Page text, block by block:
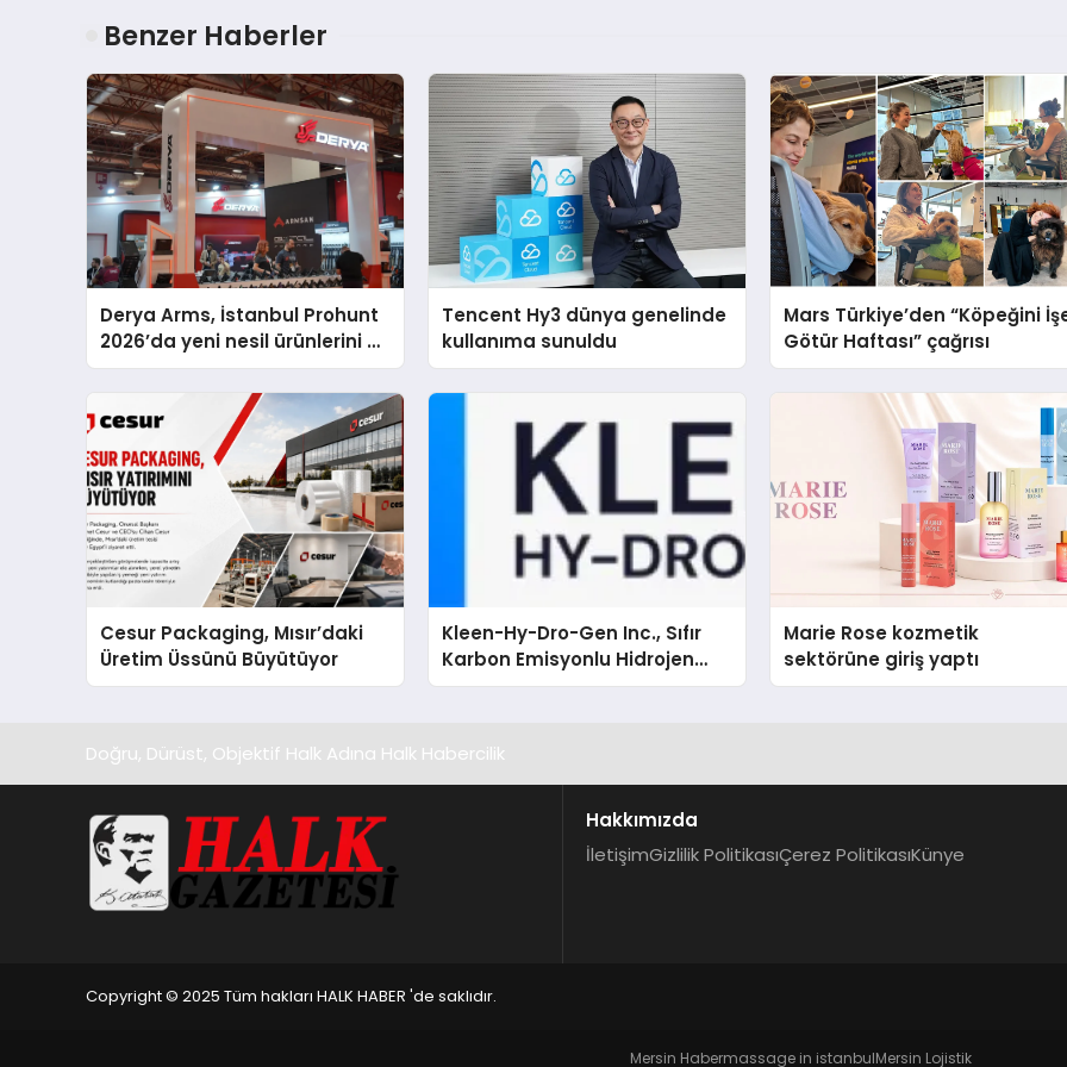
Benzer Haberler
Derya Arms, İstanbul Prohunt
2026’da yeni nesil ürünlerini ve
global marka vizyonunu
Tencent Hy3 dünya genelinde
kullanıma sunuldu
Mars Türkiye’den “Köpeğini
Götür Haftası” çağrısı
Cesur Packaging, Mısır’daki
Üretim Üssünü Büyütüyor
Kleen-Hy-Dro-Gen Inc., Sıfır
Karbon Emisyonlu Hidrojen
Isıtma Teknolojisinde ISO ve
Marie Rose kozmetik
sektörüne giriş yaptı
Doğru, Dürüst, Objektif Halk Adına Halk Habercilik
Hakkımızda
İletişimGizlilik PolitikasıÇerez PolitikasıKünye
Copyright © 2025 Tüm hakları HALK HABER 'de saklıdır.
Mersin Habermassage in istanbulMersin Lojistik